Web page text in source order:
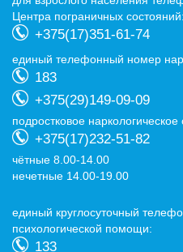
Центра пограничных состояний:
+375(17)351-61-74
eдиный телефонный номер
183
+375(29)149-09-09
подростковое
+375(17)232-51-82
чётные 8.00-14.00
нечетные 14.00-19.00
eдиный круглосуточный
психологической помощи:
133